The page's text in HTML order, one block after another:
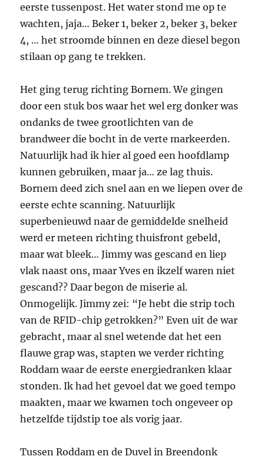
eerste tussenpost. Het water stond me op te
wachten, jaja… Beker 1, beker 2, beker 3, beker
4, … het stroomde binnen en deze diesel begon
stilaan op gang te trekken.
Het ging terug richting Bornem. We gingen
door een stuk bos waar het wel erg donker was
ondanks de twee grootlichten van de
brandweer die bocht in de verte markeerden.
Natuurlijk had ik hier al goed een hoofdlamp
kunnen gebruiken, maar ja… ze lag thuis.
Bornem deed zich snel aan en we liepen over de
eerste echte scanning. Natuurlijk
superbenieuwd naar de gemiddelde snelheid
werd er meteen richting thuisfront gebeld,
maar wat bleek… Jimmy was gescand en liep
vlak naast ons, maar Yves en ikzelf waren niet
gescand?? Daar begon de miserie al.
Onmogelijk. Jimmy zei: “Je hebt die strip toch
van de RFID-chip getrokken?” Even uit de war
gebracht, maar al snel wetende dat het een
flauwe grap was, stapten we verder richting
Roddam waar de eerste energiedranken klaar
stonden. Ik had het gevoel dat we goed tempo
maakten, maar we kwamen toch ongeveer op
hetzelfde tijdstip toe als vorig jaar.
Tussen Roddam en de Duvel in Breendonk